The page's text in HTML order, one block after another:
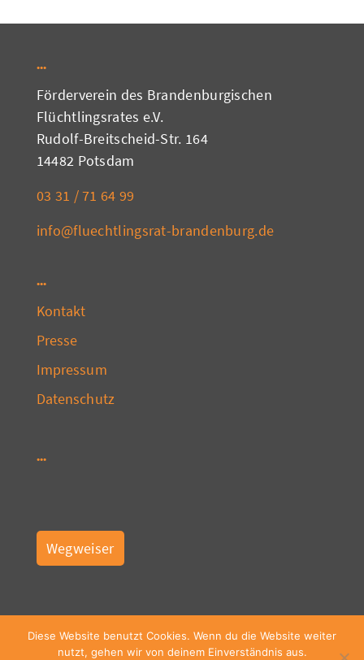
Förderverein des Brandenburgischen
Flüchtlingsrates e.V.
Rudolf-Breitscheid-Str. 164
14482 Potsdam
03 31 / 71 64 99
info@fluechtlingsrat-brandenburg.de
Kontakt
Presse
Impressum
Datenschutz
Wegweiser
Diese Website benutzt Cookies. Wenn du die Website weiter
nutzt, gehen wir von deinem Einverständnis aus.